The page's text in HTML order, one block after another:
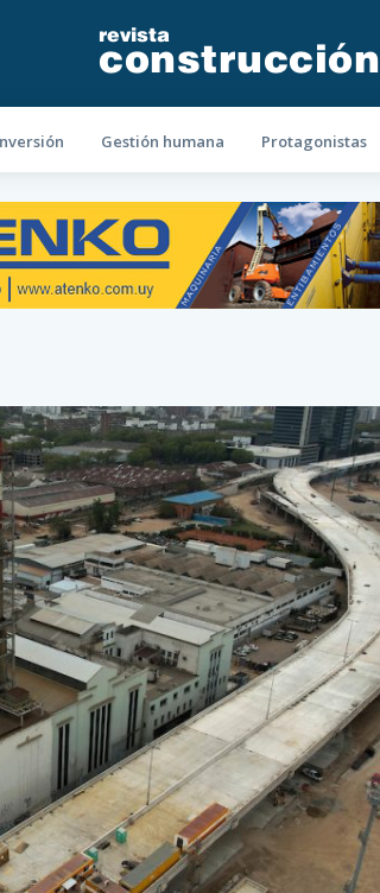
revista
construcción
Gestión humana Protagonistas